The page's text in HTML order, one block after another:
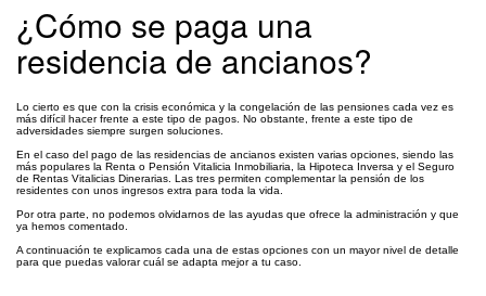
¿Cómo se paga una
residencia de ancianos?
Lo cierto es que con la crisis económica y la congelación de las pensiones cada vez es
más difícil hacer frente a este tipo de pagos. No obstante, frente a este tipo de
adversidades siempre surgen soluciones.
En el caso del pago de las residencias de ancianos existen varias opciones, siendo las
más populares la Renta o Pensión Vitalicia Inmobiliaria, la Hipoteca Inversa y el Seguro
de Rentas Vitalicias Dinerarias. Las tres permiten complementar la pensión de los
residentes con unos ingresos extra para toda la vida.
Por otra parte, no podemos olvidarnos de las ayudas que ofrece la administración y que
ya hemos comentado.
A continuación te explicamos cada una de estas opciones con un mayor nivel de detalle
para que puedas valorar cuál se adapta mejor a tu caso.